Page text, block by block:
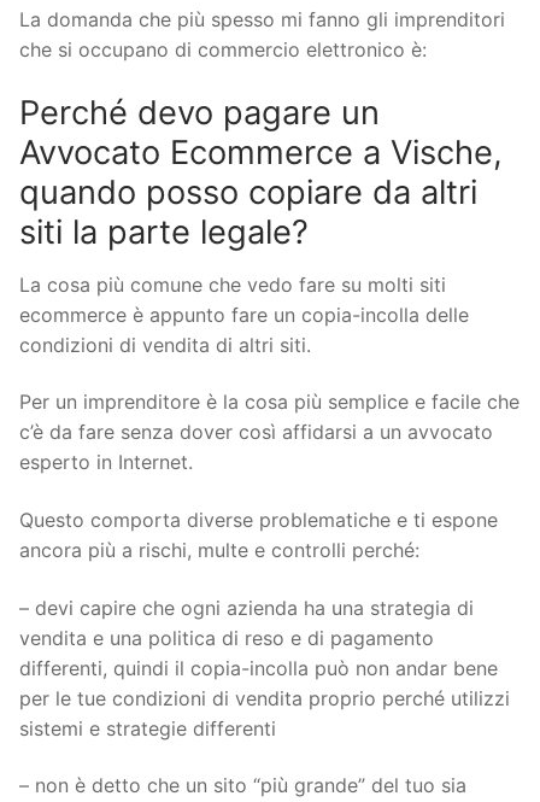
La domanda che più spesso mi fanno gli imprenditori
che si occupano di commercio elettronico è:
Perché devo pagare un
Avvocato Ecommerce a Vische,
quando posso copiare da altri
siti la parte legale?
La cosa più comune che vedo fare su molti siti
ecommerce è appunto fare un copia-incolla delle
condizioni di vendita di altri siti.
Per un imprenditore è la cosa più semplice e facile che
c’è da fare senza dover così affidarsi a un avvocato
esperto in Internet.
Questo comporta diverse problematiche e ti espone
ancora più a rischi, multe e controlli perché:
– devi capire che ogni azienda ha una strategia di
vendita e una politica di reso e di pagamento
differenti, quindi il copia-incolla può non andar bene
per le tue condizioni di vendita proprio perché utilizzi
sistemi e strategie differenti
– non è detto che un sito “più grande” del tuo sia